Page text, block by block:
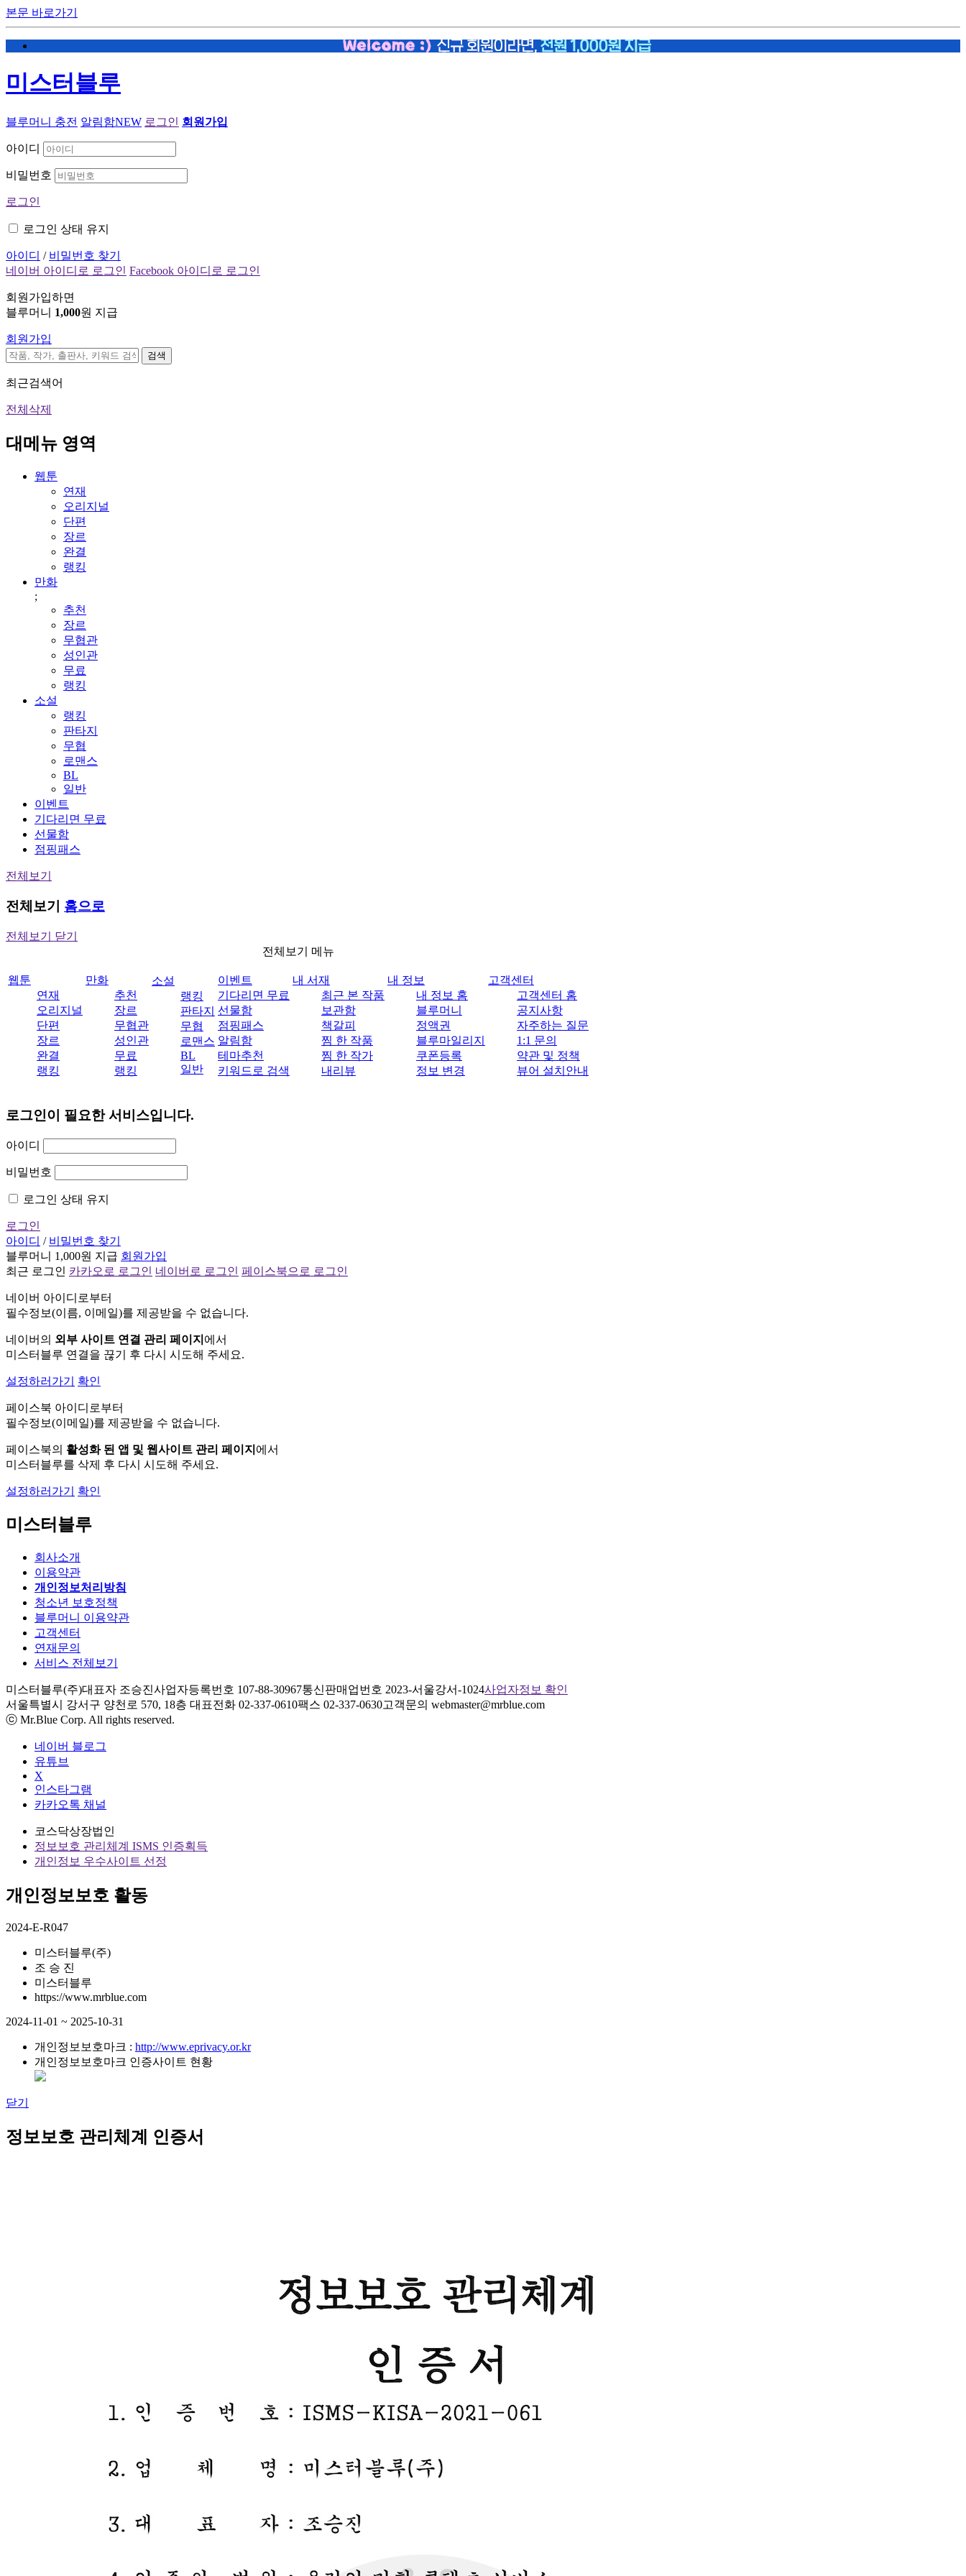
본문 바로가기
미스터블루
블루머니 충전 알림함NEW 로그인 회원가입
아이디
비밀번호
로그인
로그인 상태 유지
아이디 / 비밀번호 찾기
네이버 아이디로 로그인 Facebook 아이디로 로그인
회원가입하면
블루머니 1,000원 지급
회원가입
검색
최근검색어
전체삭제
대메뉴 영역
웹툰
연재
오리지널
단편
장르
완결
랭킹
만화
;
추천
장르
무협관
성인관
무료
랭킹
소설
랭킹
판타지
무협
로맨스
BL
일반
이벤트
기다리면 무료
선물함
점핑패스
전체보기
전체보기 홈으로
전체보기 닫기
전체보기 메뉴
웹툰
연재
오리지널
단편
장르
완결
랭킹
만화
추천
장르
무협관
성인관
무료
랭킹
소설
랭킹
판타지
무협
로맨스
BL
일반
이벤트
기다리면 무료
선물함
점핑패스
알림함
테마추천
키워드로 검색
내 서재
최근 본 작품
보관함
책갈피
찜 한 작품
찜 한 작가
내리뷰
내 정보
내 정보 홈
블루머니
정액권
블루마일리지
쿠폰등록
정보 변경
고객센터
고객센터 홈
공지사항
자주하는 질문
1:1 문의
약관 및 정책
뷰어 설치안내
로그인이 필요한 서비스입니다.
아이디
비밀번호
로그인 상태 유지
로그인
아이디 / 비밀번호 찾기
블루머니 1,000원 지급 회원가입
최근 로그인 카카오로 로그인 네이버로 로그인 페이스북으로 로그인
네이버 아이디로부터
필수정보(이름, 이메일)를 제공받을 수 없습니다.
네이버의 외부 사이트 연결 관리 페이지 에서
미스터블루 연결을 끊기 후 다시 시도해 주세요.
설정하러가기 확인
페이스북 아이디로부터
필수정보(이메일)를 제공받을 수 없습니다.
페이스북의 활성화 된 앱 및 웹사이트 관리 페이지 에서
미스터블루를 삭제 후 다시 시도해 주세요.
설정하러가기 확인
미스터블루
회사소개
이용약관
개인정보처리방침
청소년 보호정책
블루머니 이용약관
고객센터
연재문의
서비스 전체보기
미스터블루(주)대표자 조승진사업자등록번호 107-88-30967통신판매업번호 2023-서울강서-1024사업자정보 확인
서울특별시 강서구 양천로 570, 18층 대표전화 02-337-0610팩스 02-337-0630고객문의 webmaster@mrblue.com
ⓒ Mr.Blue Corp. All rights reserved.
네이버 블로그
유튜브
X
인스타그램
카카오톡 채널
코스닥상장법인
정보보호 관리체계 ISMS 인증획득
개인정보 우수사이트 선정
개인정보보호 활동
2024-E-R047
미스터블루(주)
조 승 진
미스터블루
https://www.mrblue.com
2024-11-01 ~ 2025-10-31
개인정보보호마크 : http://www.eprivacy.or.kr
개인정보보호마크 인증사이트 현황
닫기
정보보호 관리체계 인증서